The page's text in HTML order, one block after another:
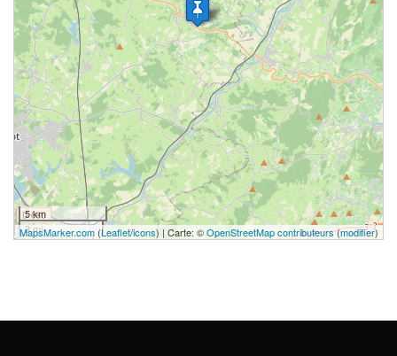
5 km
3 mi
MapsMarker.com(Leaflet/icons) | Carte: ©OpenStreetMap contributeurs(modifier)